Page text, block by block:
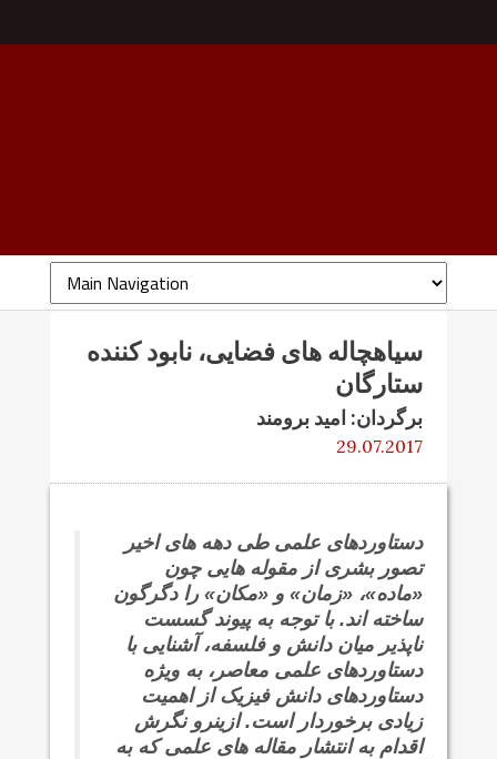
سیاهچاله های فضایی، نابود کننده
ستارگان
برگردان: امید برومند
29.07.2017
دستاوردهای علمی طی دهه های اخیر
تصور بشری از مقوله هایی چون
«ماده»، «زمان» و «مکان» را دگرگون
ساخته اند. با توجه به پیوند گسست
ناپذیر میان دانش و فلسفه، آشنایی با
دستاوردهای علمی معاصر، به ویژه
دستاوردهای دانش فیزیک از اهمیت
زیادی برخوردار است. ازینرو نگرش
اقدام به انتشار مقاله های علمی که به